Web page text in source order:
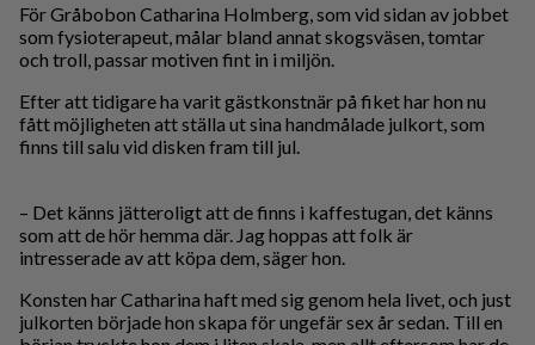
För Gråbobon Catharina Holmberg, som vid sidan av jobbet
som fysioterapeut, målar bland annat skogsväsen, tomtar
och troll, passar motiven fint in i miljön.
Efter att tidigare ha varit gästkonstnär på fiket har hon nu
fått möjligheten att ställa ut sina handmålade julkort, som
finns till salu vid disken fram till jul.
– Det känns jätteroligt att de finns i kaffestugan, det känns
som att de hör hemma där. Jag hoppas att folk är
intresserade av att köpa dem, säger hon.
Konsten har Catharina haft med sig genom hela livet, och just
julkorten började hon skapa för ungefär sex år sedan. Till en